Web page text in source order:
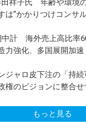
田祥子氏 年齢や環境
”かかりつけコンサ
中計 海外売上高比率
力強化、多国展開加速
ャロ皮下注の「持続
のビジョンに整合せ
もっと見る